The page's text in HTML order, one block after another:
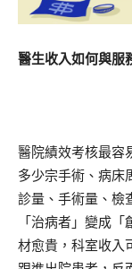
醫生收入如何與服
醫院績效考核最容
多少宗手術、病床
診量、手術量、檢
「治病者」變成
材愈貴，科室收入